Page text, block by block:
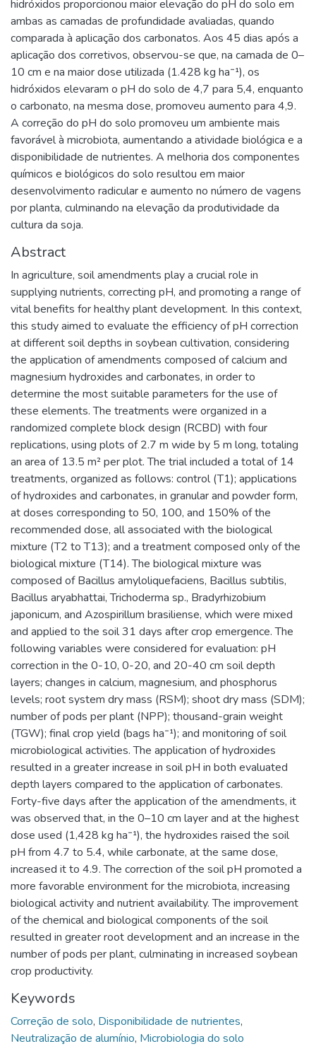
hidróxidos proporcionou maior elevação do pH do solo em
ambas as camadas de profundidade avaliadas, quando
comparada à aplicação dos carbonatos. Aos 45 dias após a
aplicação dos corretivos, observou-se que, na camada de 0–
10 cm e na maior dose utilizada (1.428 kg ha⁻¹), os
hidróxidos elevaram o pH do solo de 4,7 para 5,4, enquanto
o carbonato, na mesma dose, promoveu aumento para 4,9.
A correção do pH do solo promoveu um ambiente mais
favorável à microbiota, aumentando a atividade biológica e a
disponibilidade de nutrientes. A melhoria dos componentes
químicos e biológicos do solo resultou em maior
desenvolvimento radicular e aumento no número de vagens
por planta, culminando na elevação da produtividade da
cultura da soja.
Abstract
In agriculture, soil amendments play a crucial role in
supplying nutrients, correcting pH, and promoting a range of
vital benefits for healthy plant development. In this context,
this study aimed to evaluate the efficiency of pH correction
at different soil depths in soybean cultivation, considering
the application of amendments composed of calcium and
magnesium hydroxides and carbonates, in order to
determine the most suitable parameters for the use of
these elements. The treatments were organized in a
randomized complete block design (RCBD) with four
replications, using plots of 2.7 m wide by 5 m long, totaling
an area of 13.5 m² per plot. The trial included a total of 14
treatments, organized as follows: control (T1); applications
of hydroxides and carbonates, in granular and powder form,
at doses corresponding to 50, 100, and 150% of the
recommended dose, all associated with the biological
mixture (T2 to T13); and a treatment composed only of the
biological mixture (T14). The biological mixture was
composed of Bacillus amyloliquefaciens, Bacillus subtilis,
Bacillus aryabhattai, Trichoderma sp., Bradyrhizobium
japonicum, and Azospirillum brasiliense, which were mixed
and applied to the soil 31 days after crop emergence. The
following variables were considered for evaluation: pH
correction in the 0-10, 0-20, and 20-40 cm soil depth
layers; changes in calcium, magnesium, and phosphorus
levels; root system dry mass (RSM); shoot dry mass (SDM);
number of pods per plant (NPP); thousand-grain weight
(TGW); final crop yield (bags ha⁻¹); and monitoring of soil
microbiological activities. The application of hydroxides
resulted in a greater increase in soil pH in both evaluated
depth layers compared to the application of carbonates.
Forty-five days after the application of the amendments, it
was observed that, in the 0–10 cm layer and at the highest
dose used (1,428 kg ha⁻¹), the hydroxides raised the soil
pH from 4.7 to 5.4, while carbonate, at the same dose,
increased it to 4.9. The correction of the soil pH promoted a
more favorable environment for the microbiota, increasing
biological activity and nutrient availability. The improvement
of the chemical and biological components of the soil
resulted in greater root development and an increase in the
number of pods per plant, culminating in increased soybean
crop productivity.
Keywords
Correção de solo, Disponibilidade de nutrientes,
Neutralização de alumínio, Microbiologia do solo